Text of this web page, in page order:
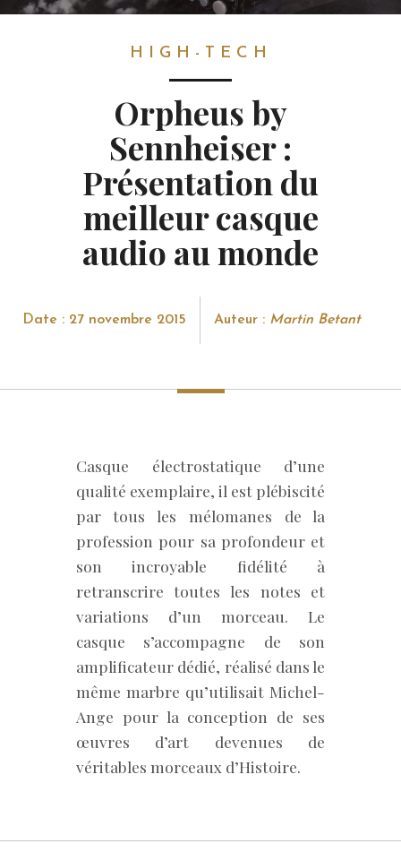
HIGH-TECH
Orpheus by
Sennheiser :
Présentation du
meilleur casque
audio au monde
Date : 27 novembre 2015 Auteur : Martin Betant
Casque électrostatique d’une
qualité exemplaire, il est plébiscité
par tous les mélomanes de la
profession pour sa profondeur et
son incroyable fidélité à
retranscrire toutes les notes et
variations d’un morceau. Le
casque s’accompagne de son
amplificateur dédié, réalisé dans le
même marbre qu’utilisait Michel-
Ange pour la conception de ses
œuvres d’art devenues de
véritables morceaux d’Histoire.